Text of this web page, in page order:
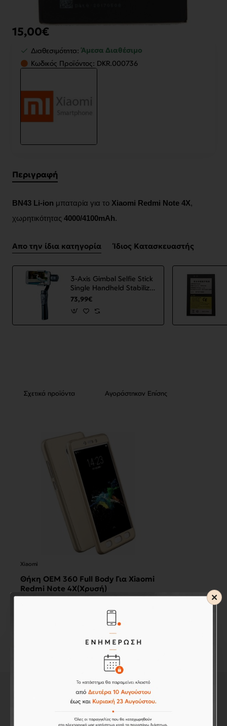
15,00€
Διαθεσιμότητα: Άμεσα Διαθέσιμο
Κωδικός Προϊόντος: DKR.000736
Περιγραφή
BN43 Li-ion μπαταρία για το Xiaomi Redmi Note 4X,
χωρητικότητας 4000/4100mAh.
Απο την ίδια κατηγορία Ίδιος Κατασκευαστής
3-Axis Gimbal Selfie Stick
Single Handheld Stabilizer
for Phone Gimbal
ΟΕΜ
73,99€
Σχετικά προϊόντα Αγοράστηκαν Επίσης
Xiaomi
Θήκη OEM 360 Full Body Για Xiaomi
Redmi Note 4X(Χρυσή)
#brands